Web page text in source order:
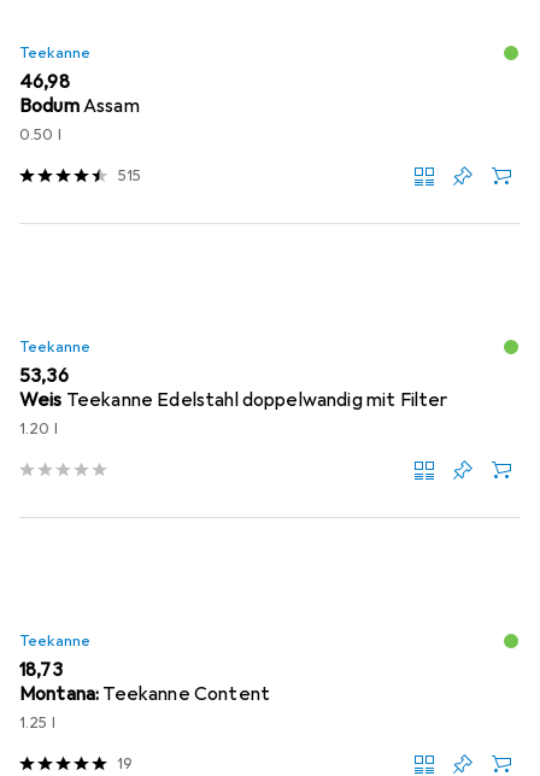
Teekanne
EUR
46,98
BodumAssam
0.50 l
515
Teekanne
EUR
53,36
Weis Teekanne Edelstahl doppelwandig mit Filter
1.20 l
Teekanne
EUR
18,73
Montana: Teekanne Content
1.25 l
19